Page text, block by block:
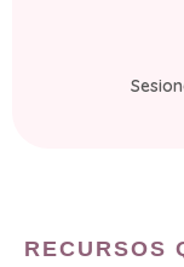
RECURSOS